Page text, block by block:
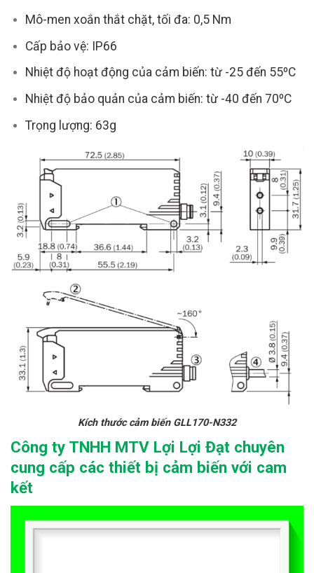
Mô-men xoắn thắt chặt, tối đa: 0,5 Nm
Cấp bảo vệ: IP66
Nhiệt độ hoạt động của cảm biến: từ -25 đến 55ºC
Nhiệt độ bảo quản của cảm biến: từ -40 đến 70ºC
Trọng lượng: 63g
Kích thước cảm biến GLL170-N332
Công ty TNHH MTV Lợi Lợi Đạt chuyên
cung cấp các thiết bị cảm biến với cam
kết